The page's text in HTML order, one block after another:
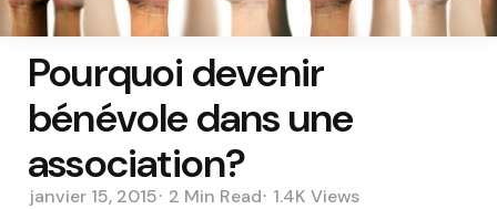
Pourquoi devenir
bénévole dans une
association?
janvier 15, 2015 2 Min Read 1.4K Views